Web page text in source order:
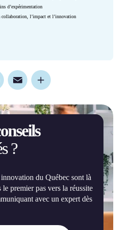
d’expérimentation
collaboration, l’impact et l’innovation
?
du Québec sont là
premier pas vers la réussite
avec un expert dès